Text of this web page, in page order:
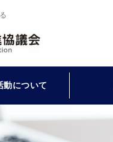
動について